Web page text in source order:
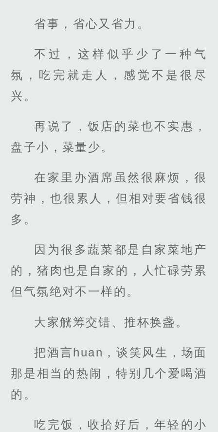
省事，省心又省力。
不过，这样似乎少了一种气
氛，吃完就走人，感觉不是很尽
兴。
再说了，饭店的菜也不实惠，
盘子小，菜量少。
在家里办酒席虽然很麻烦，很
劳神，也很累人，但相对要省钱很
多。
因为很多蔬菜都是自家菜地产
的，猪肉也是自家的，人忙碌劳累
但气氛绝对不一样的。
大家觥筹交错、推杯换盏。
把酒言huan，谈笑风生，场面
那是相当的热闹，特别几个爱喝酒
的。
吃完饭，收拾好后，年轻的小